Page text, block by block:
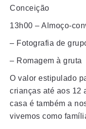
Conceição
13h00 – Almoço-
– Fotografia de
– Romagem à gruta
O valor estipulado
crianças até aos 12
casa é também a
vivemos como